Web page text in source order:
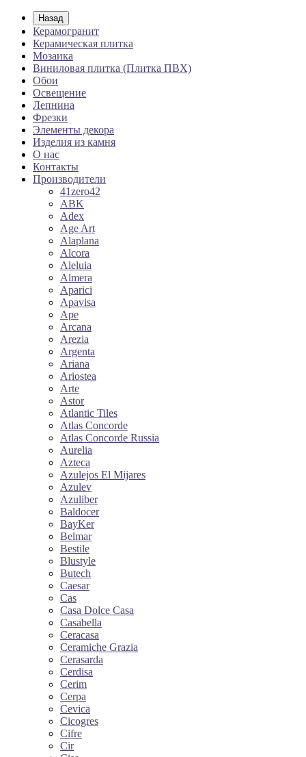
Назад
Керамогранит
Керамическая плитка
Мозаика
Виниловая плитка (Плитка ПВХ)
Обои
Освещение
Лепнина
Фрезки
Элементы декора
Изделия из камня
О нас
Контакты
Производители
41zero42
ABK
Adex
Age Art
Alaplana
Alcora
Aleluia
Almera
Aparici
Apavisa
Ape
Arcana
Arezia
Argenta
Ariana
Ariostea
Arte
Astor
Atlantic Tiles
Atlas Concorde
Atlas Concorde Russia
Aurelia
Azteca
Azulejos El Mijares
Azulev
Azuliber
Baldocer
BayKer
Belmar
Bestile
Blustyle
Butech
Caesar
Cas
Casa Dolce Casa
Casabella
Ceracasa
Ceramiche Grazia
Cerasarda
Cerdisa
Cerim
Cerpa
Cevica
Cicogres
Cifre
Cir